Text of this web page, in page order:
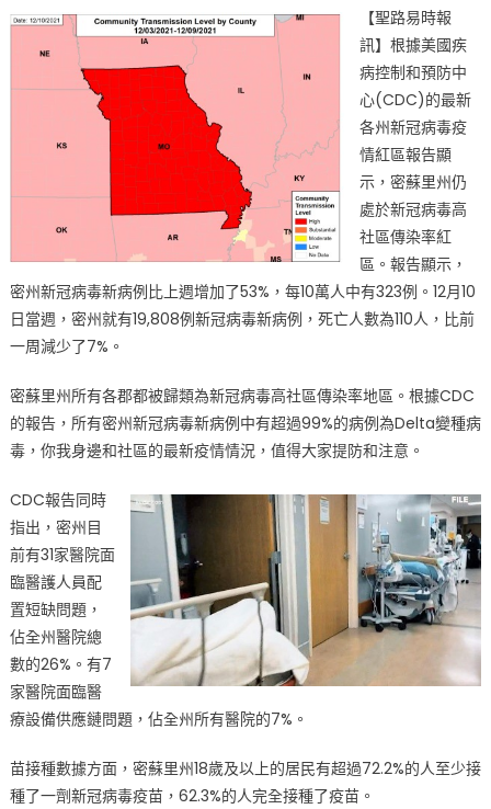
告
顯
密
州
所
有
郡
均
為
高
傳
染
率〉
中
【聖路易時報
訊】根據美國疾
病控制和預防中
心(CDC)的最新
各州新冠病毒疫
情紅區報告顯
示，密蘇里州仍
處於新冠病毒高
社區傳染率紅
區。報告顯示，
密州新冠病毒新病例比上週增加了53%，每10萬人中有323例。12月10
日當週，密州就有19,808例新冠病毒新病例，死亡人數為110人，比前
一周減少了7%。
密蘇里州所有各郡都被歸類為新冠病毒高社區傳染率地區。根據CDC
的報告，所有密州新冠病毒新病例中有超過99%的病例為Delta變種病
毒，你我身邊和社區的最新疫情情況，值得大家提防和注意。
CDC報告同時
指出，密州目
前有31家醫院面
臨醫護人員配
置短缺問題，
佔全州醫院總
數的26%。有7
家醫院面臨醫
療設備供應鏈問題，佔全州所有醫院的7%。
苗接種數據方面，密蘇里州18歲及以上的居民有超過72.2%的人至少接
種了一劑新冠病毒疫苗，62.3%的人完全接種了疫苗。